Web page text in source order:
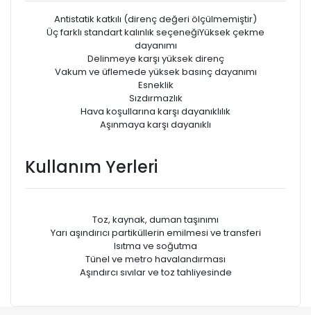
Antistatik katkılı (direnç değeri ölçülmemiştir)
Üç farklı standart kalınlık seçeneğiYüksek çekme
dayanımı
Delinmeye karşı yüksek direnç
Vakum ve üfIemede yüksek basınç dayanımı
Esneklik
Sızdırmazlık
Hava koşullarına karşı dayanıklılık
Aşınmaya karşı dayanıklı
Kullanım Yerleri
Toz, kaynak, duman taşınımı
Yarı aşındırıcı partiküllerin emilmesi ve transferi
Isıtma ve soğutma
Tünel ve metro havalandırması
Aşındırcı sıvılar ve toz tahliyesinde